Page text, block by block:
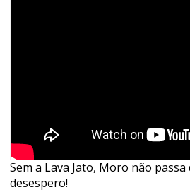
Sem a Lava Jato, Moro não passa
desespero!